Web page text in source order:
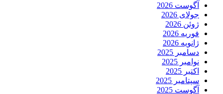
آگوست 2026
جولای 2026
ژوئن 2026
فوریه 2026
ژانویه 2026
دسامبر 2025
نوامبر 2025
اکتبر 2025
سپتامبر 2025
آگوست 2025